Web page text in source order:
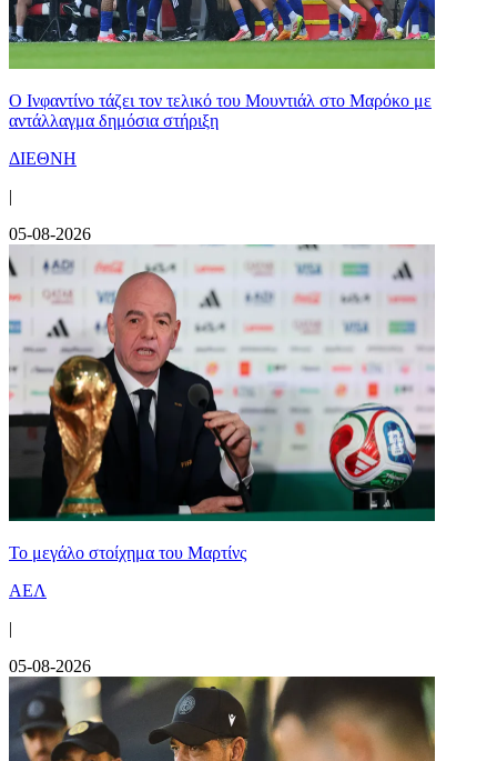
Ο Ινφαντίνο τάζει τον τελικό του Μουντιάλ στο Μαρόκο με
αντάλλαγμα δημόσια στήριξη
ΔΙΕΘΝΗ
|
05-08-2026
Το μεγάλο στοίχημα του Μαρτίνς
ΑΕΛ
|
05-08-2026